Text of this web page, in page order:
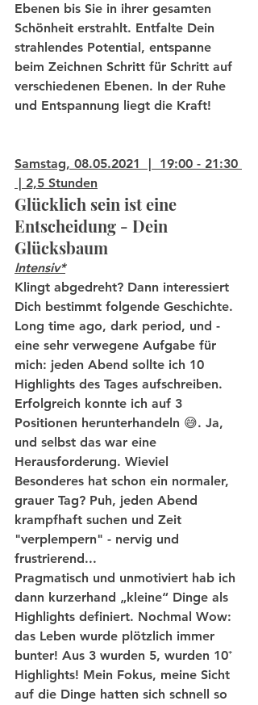
Ebenen bis Sie in ihrer gesamten
Schönheit erstrahlt. Entfalte Dein
strahlendes Potential, entspanne
beim Zeichnen Schritt für Schritt auf
verschiedenen Ebenen. In der Ruhe
und Entspannung liegt die Kraft!
Samstag, 08.05.2021  |  19:00 - 21:30
| 2,5 Stunden
Glücklich sein ist eine
Entscheidung - Dein
Glücksbaum
Intensiv*
Klingt abgedreht? Dann interessiert
Dich bestimmt folgende Geschichte.
Long time ago, dark period, und -
eine sehr verwegene Aufgabe für
mich: jeden Abend sollte ich 10
Highlights des Tages aufschreiben.
Erfolgreich konnte ich auf 3
Positionen herunterhandeln 😅. Ja,
und selbst das war eine
Herausforderung. Wieviel
Besonderes hat schon ein normaler,
grauer Tag? Puh, jeden Abend
krampfhaft suchen und Zeit
"verplempern" - nervig und
frustrierend...
Pragmatisch und unmotiviert hab ich
dann kurzerhand „kleine“ Dinge als
Highlights definiert. Nochmal Wow:
das Leben wurde plötzlich immer
bunter! Aus 3 wurden 5, wurden 10⁺
Highlights! Mein Fokus, meine Sicht
auf die Dinge hatten sich schnell so